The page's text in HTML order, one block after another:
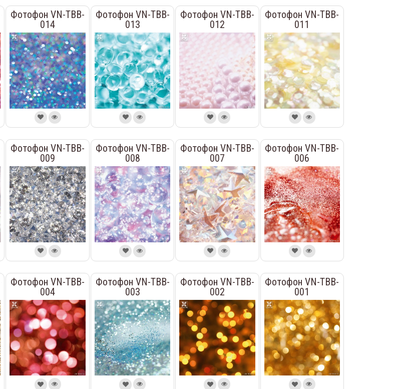
Фотофон VN-TBB-
014
Фотофон VN-TBB-
013
Фотофон VN-TBB-
012
Фотофон VN-TBB-
011
Фотофон VN-TBB-
009
Фотофон VN-TBB-
008
Фотофон VN-TBB-
007
Фотофон VN-TBB-
006
Фотофон VN-TBB-
004
Фотофон VN-TBB-
003
Фотофон VN-TBB-
002
Фотофон VN-TBB-
001